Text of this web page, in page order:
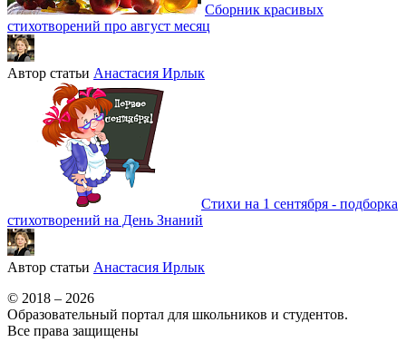
Сборник красивых
стихотворений про август месяц
Автор статьи Анастасия Ирлык
Стихи на 1 сентября - подборка
стихотворений на День Знаний
Автор статьи Анастасия Ирлык
© 2018 – 2026
Образовательный портал для школьников и студентов.
Все права защищены